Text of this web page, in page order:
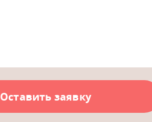
Оставить заявку